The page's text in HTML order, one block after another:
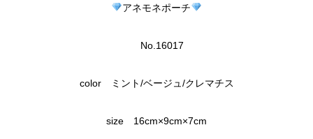
アネモネポーチ
No.16017
color ミント/ベージュ/クレマチス
size 16cm×9cm×7cm